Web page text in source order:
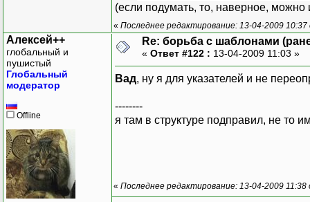
(если подумать, то, наверное, можно
« Последнее редактирование: 13-04-2009
Алексей++
глобальный и
пушистый
Глобальный
модератор
Offline
Re: борьба с шаблонами
« Ответ #122 : 13-04-2009 11:03 »
Вад, ну я для указателей и не
--------
я там в структуре подправил, не то
« Последнее редактирование: 13-04-2009 11:38